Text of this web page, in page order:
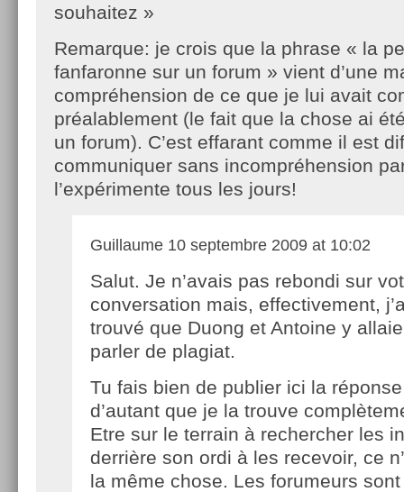
souhaitez »
Remarque: je crois que la phrase « la
fanfaronne sur un forum » vient d’une
compréhension de ce que je lui avait
préalablement (le fait que la chose ai
un forum). C’est effarant comme il est
communiquer sans incompréhension
l’expérimente tous les jours!
Guillaume 10 septembre 2009 at 10:02
Salut. Je n’avais pas rebondi sur
conversation mais, effectivement,
trouvé que Duong et Antoine y
parler de plagiat.
Tu fais bien de publier ici la
d’autant que je la trouve
Etre sur le terrain à rechercher les
derrière son ordi à les recevoir, ce
la même chose. Les forumeurs